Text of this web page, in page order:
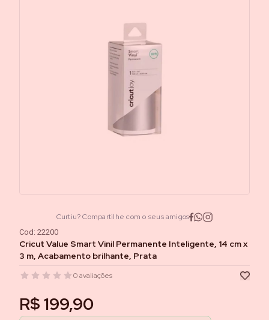
Curtiu? Compartilhe com o seus amigos
Cod: 22200
Cricut Value Smart Vinil Permanente Inteligente, 14 cm x
3 m, Acabamento brilhante, Prata
0avaliações
R$ 199,90